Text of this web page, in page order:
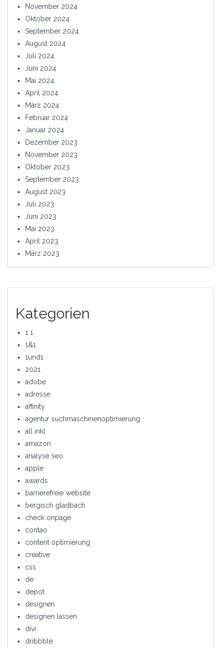
November 2024
Oktober 2024
September 2024
August 2024
Juli 2024
Juni 2024
Mai 2024
April 2024
März 2024
Februar 2024
Januar 2024
Dezember 2023
November 2023
Oktober 2023
September 2023
August 2023
Juli 2023
Juni 2023
Mai 2023
April 2023
März 2023
Kategorien
1 1
1&1
1und1
2021
adobe
adresse
affinity
agentur suchmaschinenoptimierung
all inkl
amazon
analyse seo
apple
awards
barrierefreie website
bergisch gladbach
check onpage
contao
content optimierung
creative
css
de
depot
designen
designen lassen
divi
dribbble